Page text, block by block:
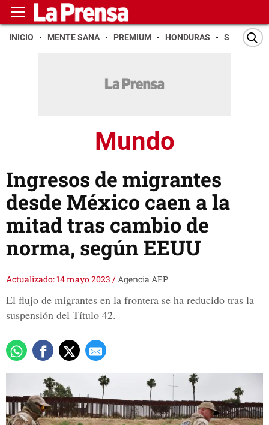
INICIO MENTE SANA PREMIUM HONDURAS SAN PEDRO
Mundo
Ingresos de migrantes
desde México caen a la
mitad tras cambio de
norma, según EEUU
Actualizado: 14 mayo 2023 /Agencia AFP
El flujo de migrantes en la frontera se ha reducido tras la
suspensión del Título 42.